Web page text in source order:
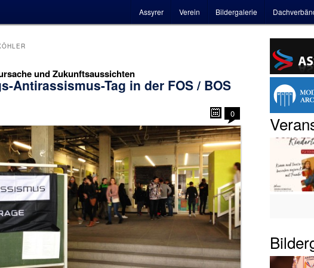
Hauptmenü
Assyrer Verein Bildergalerie
und Zukunftsaussichten
Antirassismus-Tag in der FOS / BOS
0